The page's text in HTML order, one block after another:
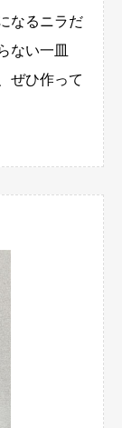
なるニラだ
ない一皿
ぜひ作って